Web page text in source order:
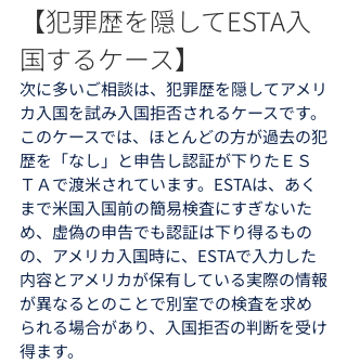
【犯罪歴を隠してESTA入
国するケース】
次に多いご相談は、犯罪歴を隠してアメリ
カ入国を試み入国拒否されるケースです。
このケースでは、ほとんどの方が過去の犯
歴を「なし」と申告し認証が下りたＥＳ
ＴＡで渡米されています。ESTAは、あく
まで米国入国前の簡易検査にすぎないた
め、虚偽の申告でも認証は下り得るもの
の、アメリカ入国時に、ESTAで入力した
内容とアメリカが保有している実際の情報
が異なるとのことで別室での検査を求め
られる場合があり、入国拒否の判断を受け
得ます。